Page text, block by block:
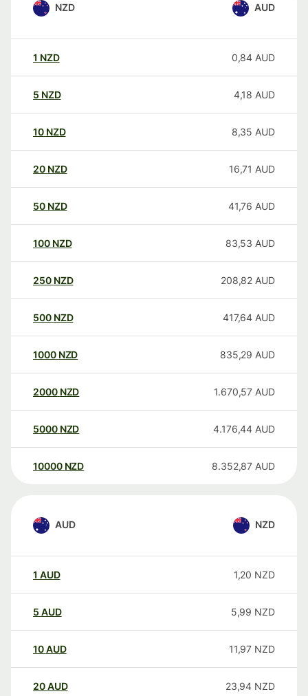
NZD AUD
1 NZD 0,84 AUD
5 NZD 4,18 AUD
10 NZD 8,35 AUD
20 NZD 16,71 AUD
50 NZD 41,76 AUD
100 NZD 83,53 AUD
250 NZD 208,82 AUD
500 NZD 417,64 AUD
1000 NZD 835,29 AUD
2000 NZD 1.670,57 AUD
5000 NZD 4.176,44 AUD
10000 NZD 8.352,87 AUD
AUD NZD
1 AUD 1,20 NZD
5 AUD 5,99 NZD
10AUD 11,97 NZD
20AUD 23,94 NZD